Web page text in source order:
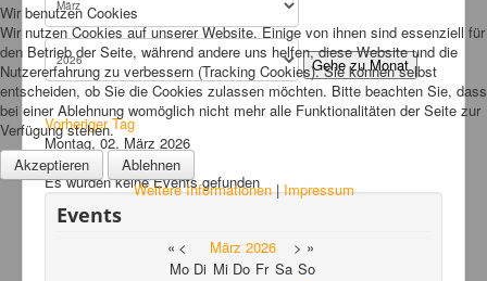
Links
FAQ
Hansefit
Kontakt
Gehe zu Monat
Vorheriger Tag
Montag, 02. März 2026
Folgetag
Es wurden keine Events gefunden
Events
« < März 2026 > »
Mo Di Mi Do Fr Sa So
Wir benutzen Cookies
Wir nutzen Cookies auf unserer Website. Einige von ihnen sind essenziell für
den Betrieb der Seite, während andere uns helfen, diese Website und die
Nutzererfahrung zu verbessern (Tracking Cookies). Sie können selbst
entscheiden, ob Sie die Cookies zulassen möchten. Bitte beachten Sie, dass
bei einer Ablehnung womöglich nicht mehr alle Funktionalitäten der Seite zur
Verfügung stehen.
Akzeptieren
Ablehnen
Weitere Informationen|Impressum